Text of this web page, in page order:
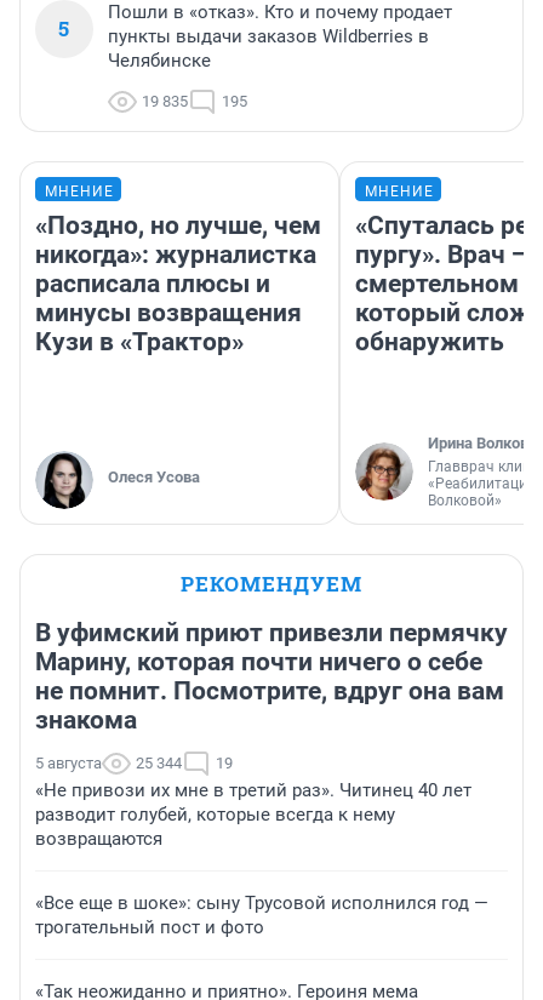
5
Пошли в «отказ». Кто и почему продает
пункты выдачи заказов Wildberries в
Челябинске
19 835 195
МНЕНИЕ
«Поздно, но лучше, чем
никогда»: журналистка
расписала плюсы и
минусы возвращения
Кузи в «Трактор»
Олеся Усова
МНЕНИЕ
«Спуталась
пургу». Врач —
смертельном
который
обнаружить
Ирина Волкова
Главврач
«Реабилитация
Волковой»
РЕКОМЕНДУЕМ
В уфимский приют привезли пермячку
Марину, которая почти ничего о себе
не помнит. Посмотрите, вдруг она вам
знакома
5 августа 25 344 19
«Не привози их мне в третий раз». Читинец 40 лет
разводит голубей, которые всегда к нему
возвращаются
«Все еще в шоке»: сыну Трусовой исполнился год —
трогательный пост и фото
«Так неожиданно и приятно». Героиня мема